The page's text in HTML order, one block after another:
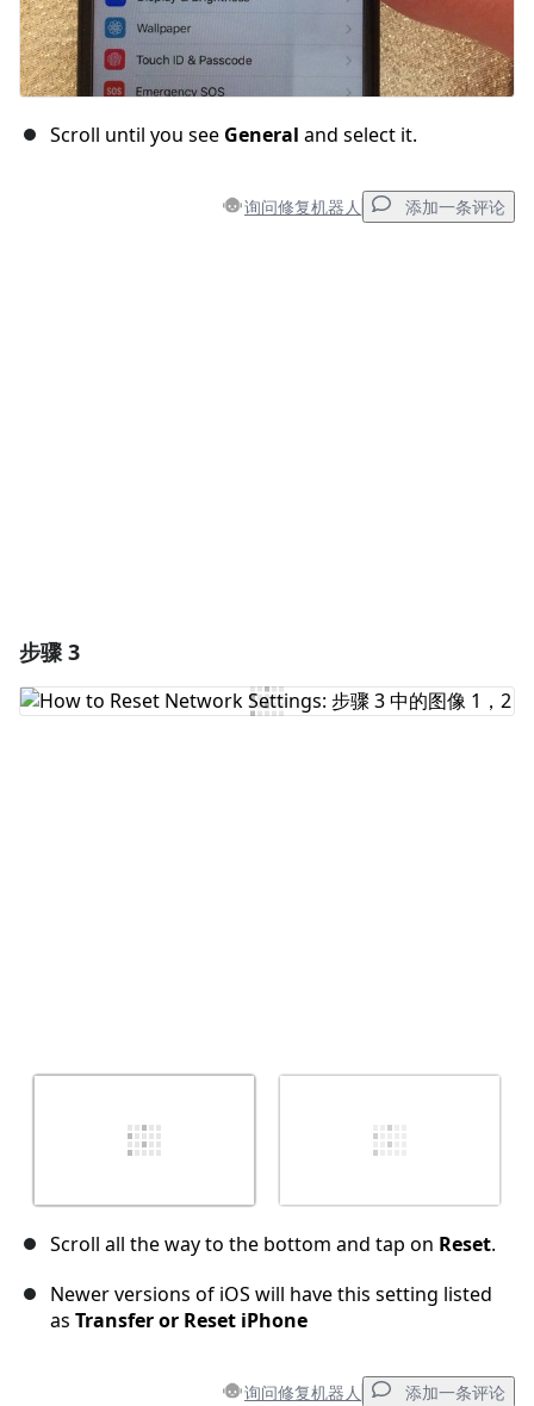
Scroll until you see General and select it.
询问修复机器人 添加一条评论
步骤 3
Scroll all the way to the bottom and tap on Reset.
Newer versions of iOS will have this setting listed
as Transfer or Reset iPhone
询问修复机器人 添加一条评论